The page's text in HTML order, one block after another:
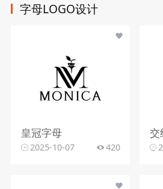
字母LOGO设计
皇冠字母
2025-10-07 420
交